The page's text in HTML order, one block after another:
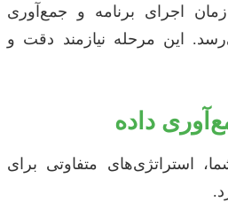
اجرای برنامه و جمع‌آوری
این مرحله نیازمند دقت و
داده
استراتژی‌های متفاوتی برای